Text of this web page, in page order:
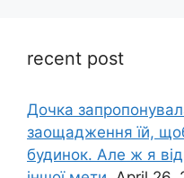
recent post
Дочка
заощадження їй,
будинок. Але ж я